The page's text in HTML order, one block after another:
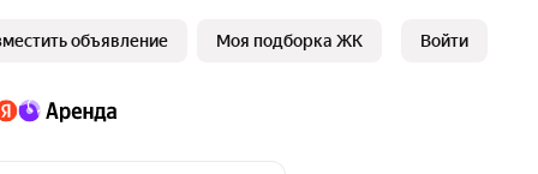
объявление Моя подборка ЖК Войти